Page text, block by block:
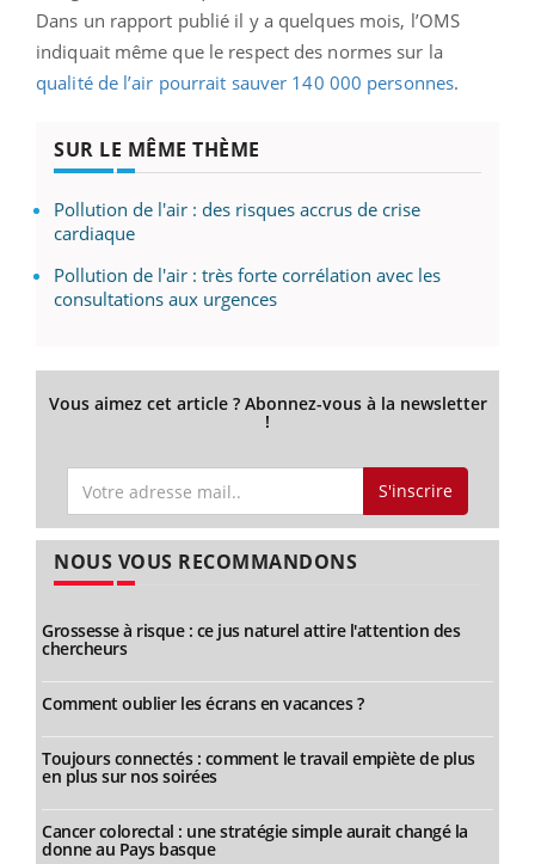
Dans un rapport publié il y a quelques mois, l’OMS
indiquait même que le respect des normes sur la
qualité de l’air pourrait sauver 140 000 personnes.
SUR LE MÊME THÈME
Pollution de l'air : des risques accrus de crise
cardiaque
Pollution de l'air : très forte corrélation avec les
consultations aux urgences
Vous aimez cet article ? Abonnez-vous à la newsletter
!
S'inscrire
NOUS VOUS RECOMMANDONS
Grossesse à risque : ce jus naturel attire l'attention des
chercheurs
Comment oublier les écrans en vacances ?
Toujours connectés : comment le travail empiète de plus
en plus sur nos soirées
Cancer colorectal : une stratégie simple aurait changé la
donne au Pays basque